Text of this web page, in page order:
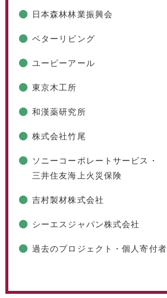
日本森林林業振興会
ベターリビング
ユーピーアール
東京木工所
和漢薬研究所
株式会社竹尾
ソニーコーポレートサービス・
三井住友海上火災保険
吉村製材株式会社
シーエスジャパン株式会社
過去のプロジェクト・個人寄付者